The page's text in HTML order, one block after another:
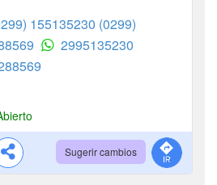
155135230 (0299)
2995135230
Sugerir cambios